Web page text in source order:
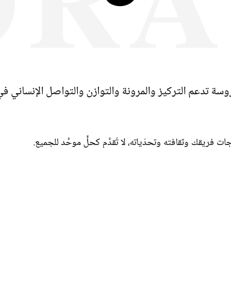
التركيز والمرونة والتوازن والتواصل الإنساني
فريقك وثقافته وتحدّياته، لا تُقدَّم كحلٍّ موحَّد للجميع.